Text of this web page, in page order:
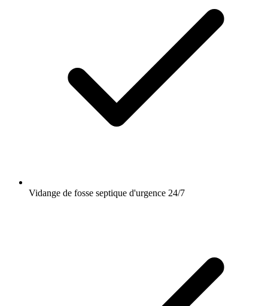
Vidange de fosse septique d'urgence 24/7